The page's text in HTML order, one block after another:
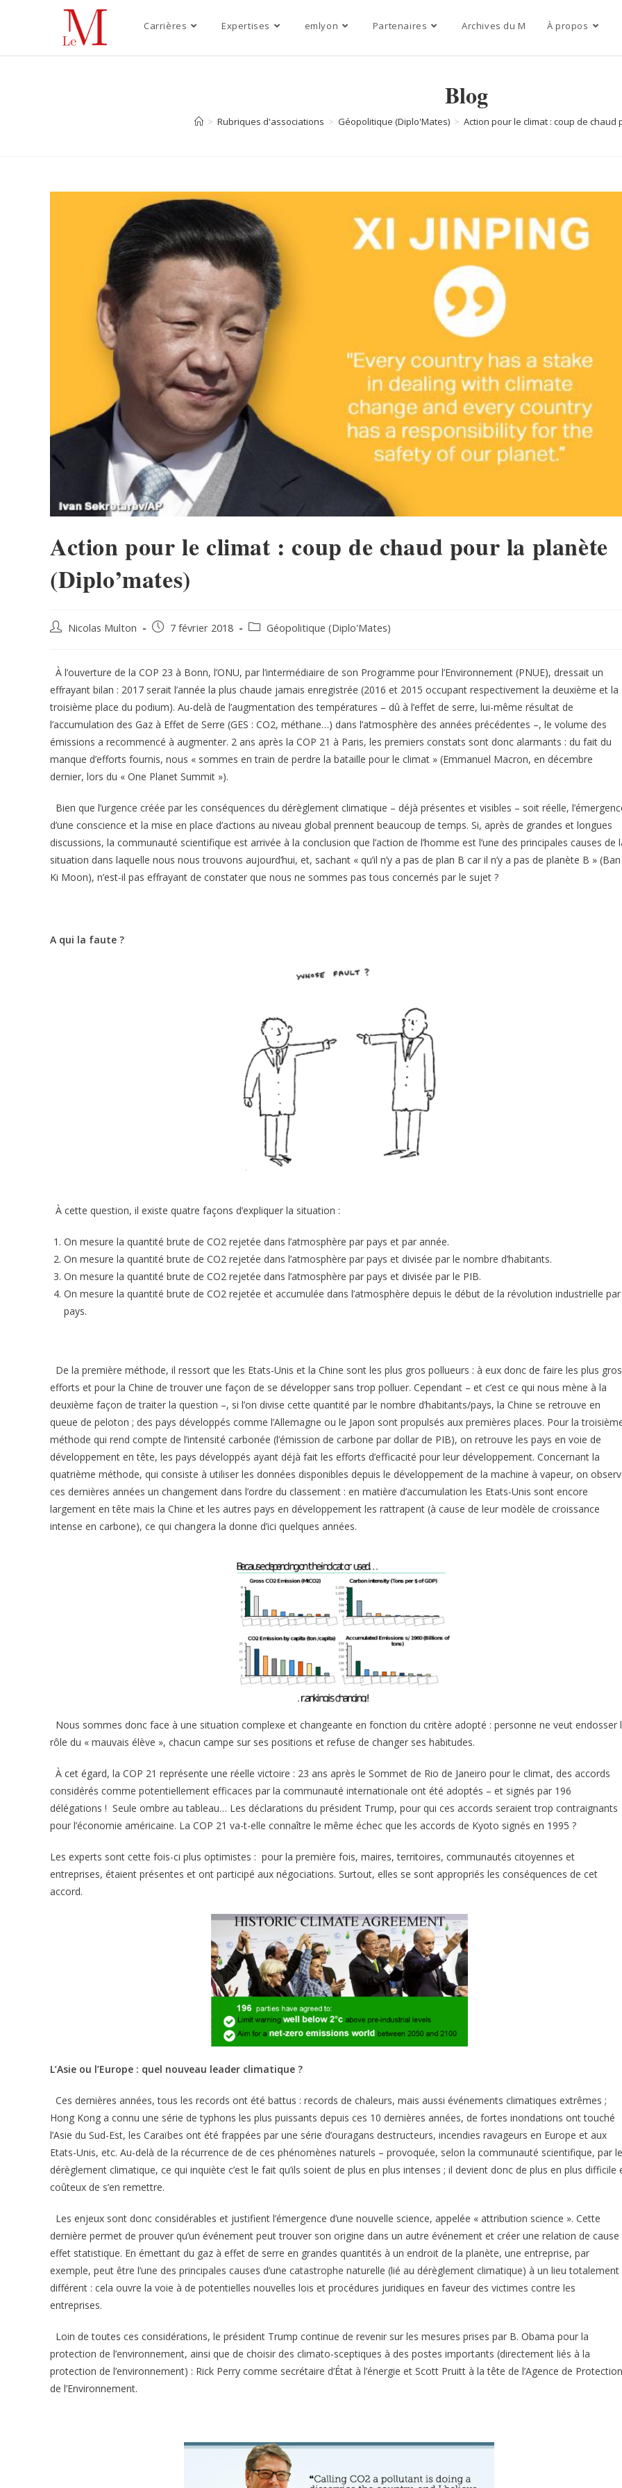
Carrières Expertises emlyon Partenaires Archives du M À propos
Blog
> Rubriques d'associations > Géopolitique (Diplo'Mates) > Action pour le climat : coup de chaud
Action pour le climat : coup de chaud pour la planète
(Diplo’mates)
Nicolas Multon 7 février 2018 Géopolitique (Diplo'Mates)
À l’ouverture de la COP 23 à Bonn, l’ONU, par l’intermédiaire de son Programme pour l’Environnement (PNUE), dressait un
effrayant bilan : 2017 serait l’année la plus chaude jamais enregistrée (2016 et 2015 occupant respectivement la deuxième et la
troisième place du podium). Au-delà de l’augmentation des températures – dû à l’effet de serre, lui-même résultat de
l’accumulation des Gaz à Effet de Serre (GES : CO2, méthane…) dans l’atmosphère des années précédentes –, le volume des
émissions a recommencé à augmenter. 2 ans après la COP 21 à Paris, les premiers constats sont donc alarmants : du fait du
manque d’efforts fournis, nous « sommes en train de perdre la bataille pour le climat » (Emmanuel Macron, en décembre
dernier, lors du « One Planet Summit »).
Bien que l’urgence créée par les conséquences du dérèglement climatique – déjà présentes et visibles – soit réelle,
d’une conscience et la mise en place d’actions au niveau global prennent beaucoup de temps. Si, après de grandes et longues
discussions, la communauté scientifique est arrivée à la conclusion que l’action de l’homme est l’une des principales causes de
situation dans laquelle nous nous trouvons aujourd’hui, et, sachant « qu’il n’y a pas de plan B car il n’y a pas de planète B » (Ban
Ki Moon), n’est-il pas effrayant de constater que nous ne sommes pas tous concernés par le sujet ?
A qui la faute ?
À cette question, il existe quatre façons d’expliquer la situation :
On mesure la quantité brute de CO2 rejetée dans l’atmosphère par pays et par année.
On mesure la quantité brute de CO2 rejetée dans l’atmosphère par pays et divisée par le nombre d’habitants.
On mesure la quantité brute de CO2 rejetée dans l’atmosphère par pays et divisée par le PIB.
On mesure la quantité brute de CO2 rejetée et accumulée dans l’atmosphère depuis le début de la révolution industrielle par
pays.
De la première méthode, il ressort que les Etats-Unis et la Chine sont les plus gros pollueurs : à eux donc de faire les plus gros
efforts et pour la Chine de trouver une façon de se développer sans trop polluer. Cependant – et c’est ce qui nous mène à la
deuxième façon de traiter la question –, si l’on divise cette quantité par le nombre d’habitants/pays, la Chine se retrouve en
queue de peloton ; des pays développés comme l’Allemagne ou le Japon sont propulsés aux premières places. Pour la
méthode qui rend compte de l’intensité carbonée (l’émission de carbone par dollar de PIB), on retrouve les pays en voie de
développement en tête, les pays développés ayant déjà fait les efforts d’efficacité pour leur développement. Concernant la
quatrième méthode, qui consiste à utiliser les données disponibles depuis le développement de la machine à vapeur, on
ces dernières années un changement dans l’ordre du classement : en matière d’accumulation les Etats-Unis sont encore
largement en tête mais la Chine et les autres pays en développement les rattrapent (à cause de leur modèle de croissance
intense en carbone), ce qui changera la donne d’ici quelques années.
Nous sommes donc face à une situation complexe et changeante en fonction du critère adopté : personne ne veut endosser
rôle du « mauvais élève », chacun campe sur ses positions et refuse de changer ses habitudes.
À cet égard, la COP 21 représente une réelle victoire : 23 ans après le Sommet de Rio de Janeiro pour le climat, des accords
considérés comme potentiellement efficaces par la communauté internationale ont été adoptés – et signés par 196
délégations ! Seule ombre au tableau… Les déclarations du président Trump, pour qui ces accords seraient trop contraignants
pour l’économie américaine. La COP 21 va-t-elle connaître le même échec que les accords de Kyoto signés en 1995 ?
Les experts sont cette fois-ci plus optimistes : pour la première fois, maires, territoires, communautés citoyennes et
entreprises, étaient présentes et ont participé aux négociations. Surtout, elles se sont appropriés les conséquences de cet
accord.
L’Asie ou l’Europe : quel nouveau leader climatique ?
Ces dernières années, tous les records ont été battus : records de chaleurs, mais aussi événements climatiques extrêmes ;
Hong Kong a connu une série de typhons les plus puissants depuis ces 10 dernières années, de fortes inondations ont touché
l’Asie du Sud-Est, les Caraïbes ont été frappées par une série d’ouragans destructeurs, incendies ravageurs en Europe et aux
Etats-Unis, etc. Au-delà de la récurrence de de ces phénomènes naturels – provoquée, selon la communauté scientifique, par le
dérèglement climatique, ce qui inquiète c’est le fait qu’ils soient de plus en plus intenses ; il devient donc de plus en plus difficile
coûteux de s’en remettre.
Les enjeux sont donc considérables et justifient l’émergence d’une nouvelle science, appelée « attribution science ». Cette
dernière permet de prouver qu’un événement peut trouver son origine dans un autre événement et créer une relation de cause
effet statistique. En émettant du gaz à effet de serre en grandes quantités à un endroit de la planète, une entreprise, par
exemple, peut être l’une des principales causes d’une catastrophe naturelle (lié au dérèglement climatique) à un lieu totalement
différent : cela ouvre la voie à de potentielles nouvelles lois et procédures juridiques en faveur des victimes contre les
entreprises.
Loin de toutes ces considérations, le président Trump continue de revenir sur les mesures prises par B. Obama pour la
protection de l’environnement, ainsi que de choisir des climato-sceptiques à des postes importants (directement liés à la
protection de l’environnement) : Rick Perry comme secrétaire d’État à l’énergie et Scott Pruitt à la tête de l’Agence de Protection
de l’Environnement.